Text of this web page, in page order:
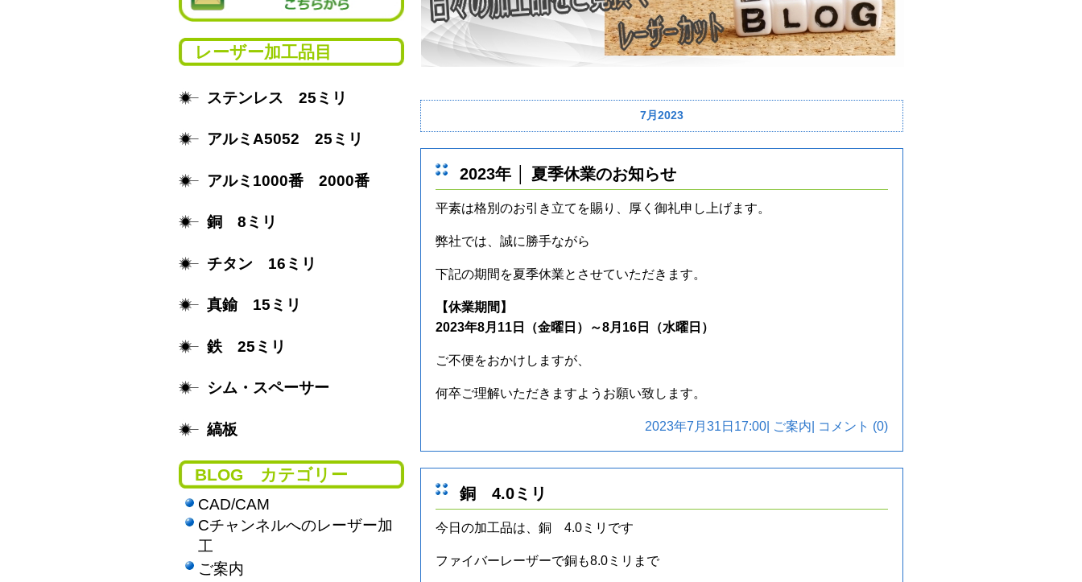
7月2023
2023年 │ 夏季休業のお知らせ
平素は格別のお引き立てを賜り、厚く御礼申し上げます。
弊社では、誠に勝手ながら
下記の期間を夏季休業とさせていただきます。
【休業期間】
2023年8月11日（金曜日）～8月16日（水曜日）
ご不便をおかけしますが、
何卒ご理解いただきますようお願い致します。
2023年7月31日17:00| ご案内 コメント (0)
銅 4.0ミリ
今日の加工品は、銅 4.0ミリです
ファイバーレーザーで銅も8.0ミリまで
レーザー加工品目
ステンレス 25ミリ
アルミA5052 25ミリ
アルミ1000番 2000番
銅 8ミリ
チタン 16ミリ
真鍮 15ミリ
鉄 25ミリ
シム・スペーサー
縞板
BLOG カテゴリー
CAD/CAM
Cチャンネルへのレーザー加
工
ご案内